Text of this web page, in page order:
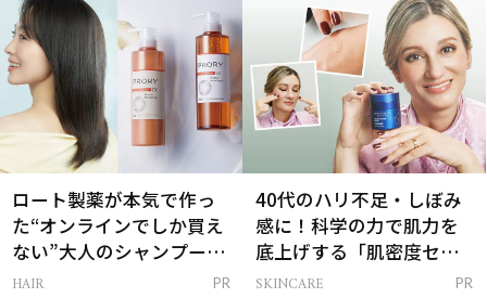
ロート製薬が本気で作っ
た“オンラインでしか買え
ない”大人のシャンプー＆
トリートメントって？
HAIR PR
40代のハリ不足・しぼみ
感に！科学の力で肌力を
底上げする「肌密度セラ
ム」
SKINCARE PR